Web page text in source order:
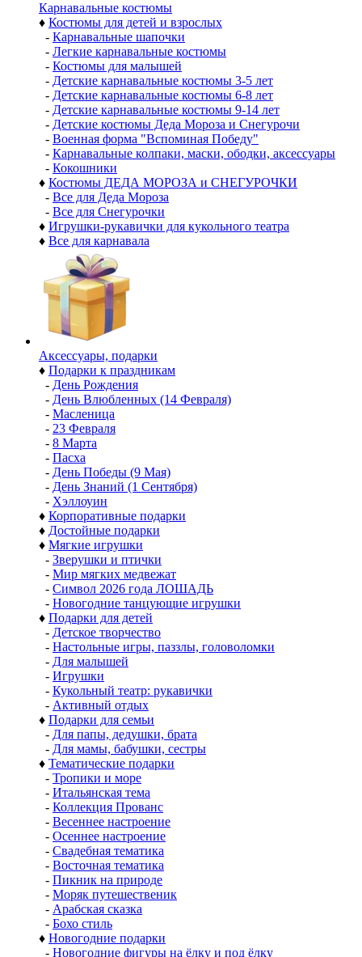
Карнавальные костюмы
♦ Костюмы для детей и взрослых
- Карнавальные шапочки
- Легкие карнавальные костюмы
- Костюмы для малышей
- Детские карнавальные костюмы 3-5 лет
- Детские карнавальные костюмы 6-8 лет
- Детские карнавальные костюмы 9-14 лет
- Детские костюмы Деда Мороза и Снегурочи
- Военная форма "Вспоминая Победу"
- Карнавальные колпаки, маски, ободки, аксессуары
- Кокошники
♦ Костюмы ДЕДА МОРОЗА и СНЕГУРОЧКИ
- Все для Деда Мороза
- Все для Снегурочки
♦ Игрушки-рукавички для кукольного театра
♦ Все для карнавала
Аксессуары, подарки
♦ Подарки к праздникам
- День Рождения
- День Влюбленных (14 Февраля)
- Масленица
- 23 Февраля
- 8 Марта
- Пасха
- День Победы (9 Мая)
- День Знаний (1 Сентября)
- Хэллоуин
♦ Корпоративные подарки
♦ Достойные подарки
♦ Мягкие игрушки
- Зверушки и птички
- Мир мягких медвежат
- Символ 2026 года ЛОШАДЬ
- Новогодние танцующие игрушки
♦ Подарки для детей
- Детское творчество
- Настольные игры, паззлы, головоломки
- Для малышей
- Игрушки
- Кукольный театр: рукавички
- Активный отдых
♦ Подарки для семьи
- Для папы, дедушки, брата
- Для мамы, бабушки, сестры
♦ Тематические подарки
- Тропики и море
- Итальянская тема
- Коллекция Прованс
- Весеннее настроение
- Осеннее настроение
- Свадебная тематика
- Восточная тематика
- Пикник на природе
- Моряк путешественик
- Арабская сказка
- Бохо стиль
♦ Новогодние подарки
- Новогодние фигуры на ёлку и под ёлку